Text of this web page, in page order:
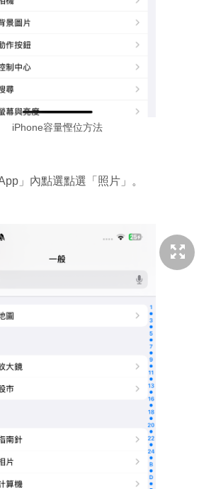
iPhone容量慳位方法
」內點選點選「照片」。